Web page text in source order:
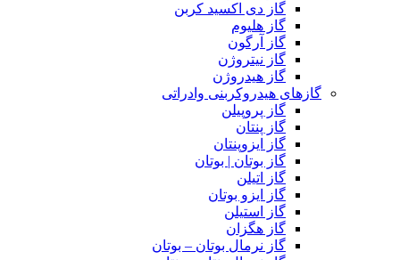
گاز دی اکسید کربن
گاز هلیوم
گاز آرگون
گاز نیتروژن
گاز هیدروژن
گازهای هیدروکربنی وادراتی
گاز پروپیلن
گاز پنتان
گاز ایزوپنتان
گاز بوتان | بوتان
گاز اتیلن
گاز ایزو بوتان
گاز استیلن
گاز هگزان
گاز نرمال بوتان – بوتان